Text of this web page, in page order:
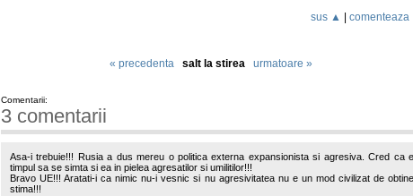
sus ▲
« precedenta salt la stirea urmatoare »
Comentarii:
3 comentarii
Asa-i trebuie!!! Rusia a dus mereu o politica externa expansionista si agresiva. Cred ca e
timpul sa se simta si ea in pielea agresatilor si umilitilor!!!
Bravo UE!!! Aratati-i ca nimic nu-i vesnic si nu agresivitatea nu e un mod civilizat de obtine
stima!!!